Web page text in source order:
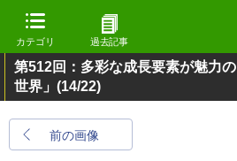
カテゴリ 過去記事
第512回：多彩な成長要素が魅力
世界」 (14/22)
前の画像